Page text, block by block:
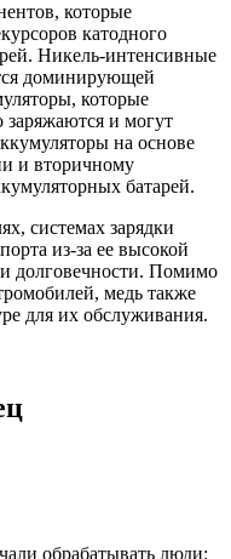
которые
катодного
Никель-интенсивные
доминирующей
которые
заряжаются и могут
на основе
и вторичному
батарей.
системах зарядки
из-за ее высокой
долговечности. Помимо
медь также
для их обслуживания.
обрабатывать люди: